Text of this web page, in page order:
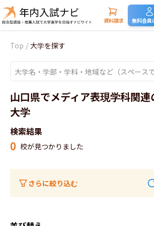
資料請求 無料会員
Top / 大学を探す
山口県でメディア表現学科関連
大学
検索結果
0 校が見つかりました
さらに絞り込む